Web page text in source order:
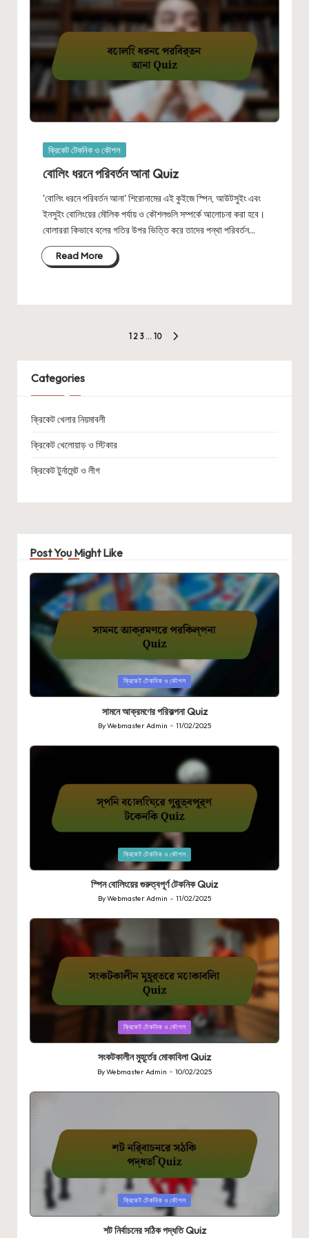
Posted
ক্রিকেট টেকনিক ও কৌশল
বোলিং ধরনে পরিবর্তন আনা Quiz
'বোলিং ধরনে পরিবর্তন আনা' শিরোনামের এই কুইজে স্পিন, আউটসুইং এবং
ইনসুইং বোলিংয়ের মৌলিক পর্যায় ও কৌশলগুলি সম্পর্কে আলোচনা করা হবে।
বোলাররা কিভাবে বলের গতির উপর ভিত্তি করে তাদের পন্থা পরিবর্তন…
Read More
pagination
1 2 3 … 10
Categories
ক্রিকেট খেলার নিয়মাবলী
ক্রিকেট খেলোয়াড় ও স্টিকার
ক্রিকেট টুর্নামেন্ট ও লীগ
Post You Might Like
Posted
in
ক্রিকেট টেকনিক ও কৌশল
সামনে আক্রমণের পরিকল্পনা Quiz
Posted
by
ByWebmaster Admin 11/02/2025
in
ক্রিকেট টেকনিক ও কৌশল
স্পিন বোলিংয়ের গুরুত্বপূর্ণ টেকনিক Quiz
Posted
by
ByWebmaster Admin 11/02/2025
in
ক্রিকেট টেকনিক ও কৌশল
সংকটকালীন মুহূর্তের মোকাবিলা Quiz
Posted
ByWebmaster Admin 10/02/2025
Posted
in
ক্রিকেট টেকনিক ও কৌশল
শট নির্বাচনের সঠিক পদ্ধতি Quiz